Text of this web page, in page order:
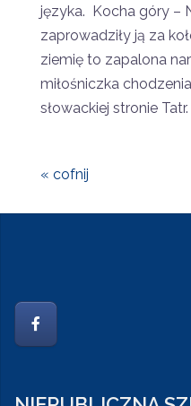
języka. Kocha góry –
zaprowadziły ją za
ziemię to zapalona
miłośniczka
słowackiej stronie Tatr.
« cofnij